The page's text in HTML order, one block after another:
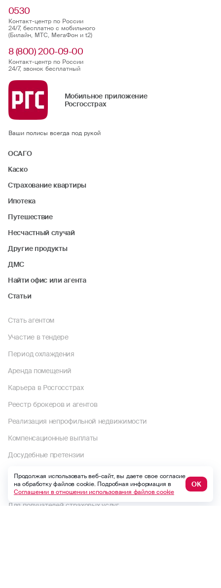
0530
Контакт-центр по России
24/7, бесплатно с мобильного
(Билайн, МТС, МегаФон и t2)
8 (800) 200-09-00
Контакт-центр по России
24/7, звонок бесплатный
Мобильное приложение
Росгосстрах
Ваши полисы всегда под рукой
ОСАГО
Каско
Страхование квартиры
Ипотека
Путешествие
Несчастный случай
Другие продукты
ДМС
Найти офис или агента
Статьи
Стать агентом
Участие в тендере
Период охлаждения
Аренда помещений
Карьера в Росгосстрах
Реестр брокеров и агентов
Реализация непрофильной недвижимости
Компенсационные выплаты
Досудебные претензии
Раскрытие информации
Пользовательское соглашение
Для получателей страховых услуг
Продолжая использовать веб-сайт, вы даете свое согласие
на обработку файлов cookie. Подробная информация в
Соглашении в отношении использования файлов cookie
ОК